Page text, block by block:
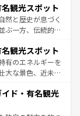
韓国情報はコンテンツ一
の古い町並みやホ
、独特の雰囲気を
かさとおいしさで
ーヒーなどは、ぜ
もあたたかい人々
れられない旅にな
観光スポット
然と歴史が息づく
ぶ一方、伝統的な
マイなどの山岳地
トやクラビの美し
できる。タイ料理
にも異なる楽しみ
仏教を中心とし
る旅人を魅了し続
観光スポット
有のエネルギーを
大な景色、近未来
スポットが密集し
力。息をのむよ
ド・有名観光